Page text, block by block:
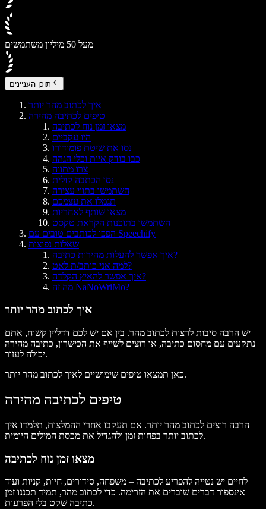
מעל 50 מיליון משתמשים
תוכן העניינים
איך לכתוב מהר יותר
טיפים לכתיבה מהירה
מצאו זמן נוח לכתיבה
היו עקביים
נסו את שיטת פומודורו
כבו בודק איות וכלי הגהה
צרו מתווה
נסו הכתבה קולית
השתמשו בתווי עצירה
תגמלו את עצמכם
מצאו שותף לאחריות
השתמשו בתוכנות הקראת טקסט
הפכו לכותבים טובים עם Speechify
שאלות נפוצות
איך אפשר להעלות מהירות כתיבה?
למה אני כותב/ת לאט?
איך אפשר להאיץ הקלדה?
מה זה NaNoWriMo?
איך לכתוב מהר יותר
יש הרבה סיבות לרצות לכתוב מהר. בין אם יש לכם דדליין קשוח, אתם
נתקעים עם מחסום כתיבה, או רוצים לשייף את הכישרון, כתיבה מהירה
יכולה לעזור.
כאן תמצאו טיפים שימושיים לאיך לכתוב מהר יותר.
טיפים לכתיבה מהירה
הרבה רוצים לכתוב מהר יותר. אם תעקבו אחרי ההמלצות, תלמדו איך
לכתוב יותר בפחות זמן ולהגדיל את מכסת המילים היומית.
מצאו זמן נוח לכתיבה
לחיים יש נטייה להפריע לכתיבה – משפחה, סידורים, חיות, קניות ועוד
אינספור דברים שוברים את הזרימה. כדי לכתוב מהר, תמיד תכננו זמן
כתיבה שקט בלי הפרעות.